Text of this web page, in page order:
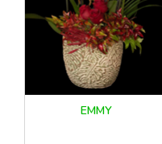
EMMY